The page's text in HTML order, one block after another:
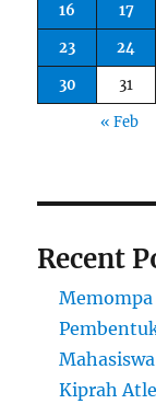
16
17
23
24
30
31
« Feb
Recent
Memompa
Kiprah